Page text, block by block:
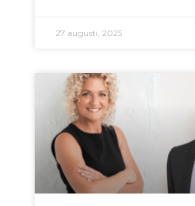
27 augusti, 2025